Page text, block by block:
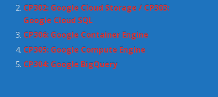
開
き
ま
す
新
し
い
ウ
ン
ド
ウ
で
開
き
CP302: Google Cloud Storage / CP303:
Google Cloud SQL
CP306: Google Container Engine
CP305: Google Compute Engine
CP304: Google BigQuery